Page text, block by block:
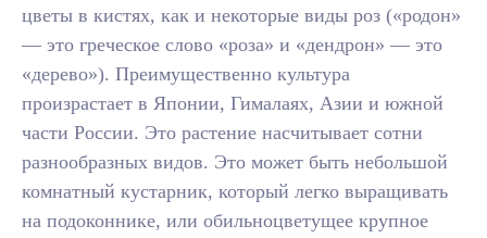
цветы в кистях, как и некоторые виды роз («родон»
— это греческое слово «роза» и «дендрон» — это
«дерево»). Преимущественно культура
произрастает в Японии, Гималаях, Азии и южной
части России. Это растение насчитывает сотни
разнообразных видов. Это может быть небольшой
комнатный кустарник, который легко выращивать
на подоконнике, или обильноцветущее крупное